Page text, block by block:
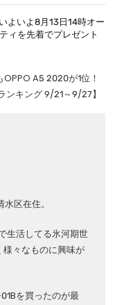
いよ8月13日14時オー
ィを先着でプレゼント
OPPO A5 2020が1位！
ンキング 9/21～9/27】
区在住。
生活してる氷河期世
々なものに興味が
を買ったのが最